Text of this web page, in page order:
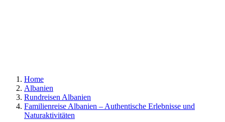
Home
Albanien
Rundreisen Albanien
Familienreise Albanien – Authentische Erlebnisse und
Naturaktivitäten